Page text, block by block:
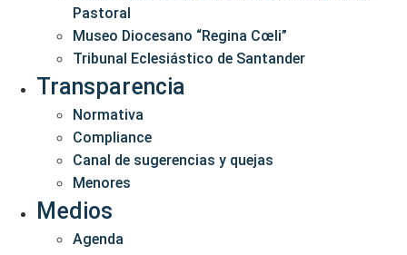
Pastoral
Museo Diocesano “Regina Cœli”
Tribunal Eclesiástico de Santander
Transparencia
Normativa
Compliance
Canal de sugerencias y quejas
Menores
Medios
Agenda